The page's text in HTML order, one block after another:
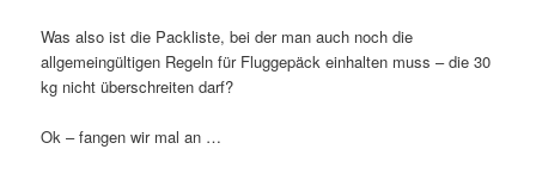
Was also ist die Packliste, bei der man auch noch die
allgemeingültigen Regeln für Fluggepäck einhalten muss – die 30
kg nicht überschreiten darf?
Ok – fangen wir mal an …